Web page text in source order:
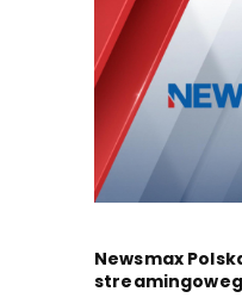
Newsmax